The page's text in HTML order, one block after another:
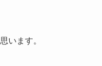
います。